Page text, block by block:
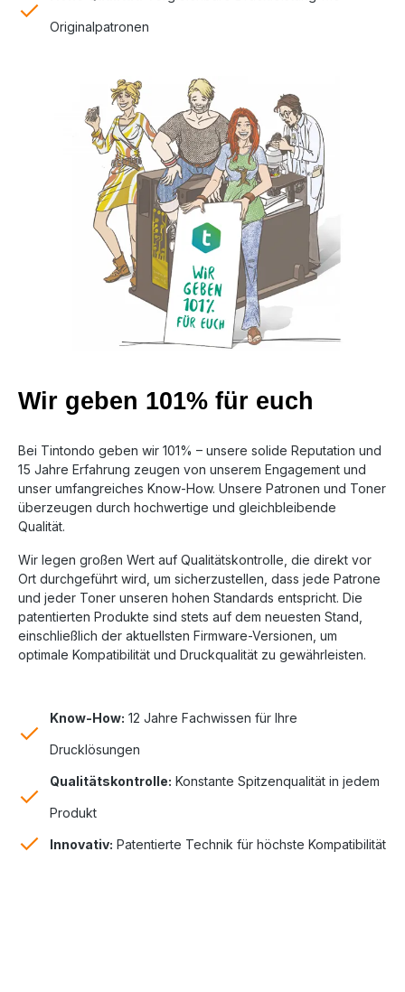
Originalpatronen
Wir geben 101% für euch
Bei Tintondo geben wir 101% – unsere solide Reputation und
15 Jahre Erfahrung zeugen von unserem Engagement und
unser umfangreiches Know-How. Unsere Patronen und Toner
überzeugen durch hochwertige und gleichbleibende
Qualität.
Wir legen großen Wert auf Qualitätskontrolle, die direkt vor
Ort durchgeführt wird, um sicherzustellen, dass jede Patrone
und jeder Toner unseren hohen Standards entspricht. Die
patentierten Produkte sind stets auf dem neuesten Stand,
einschließlich der aktuellsten Firmware-Versionen, um
optimale Kompatibilität und Druckqualität zu gewährleisten.
Know-How: 12 Jahre Fachwissen für Ihre
Drucklösungen
Qualitätskontrolle: Konstante Spitzenqualität in jedem
Produkt
Innovativ: Patentierte Technik für höchste Kompatibilität